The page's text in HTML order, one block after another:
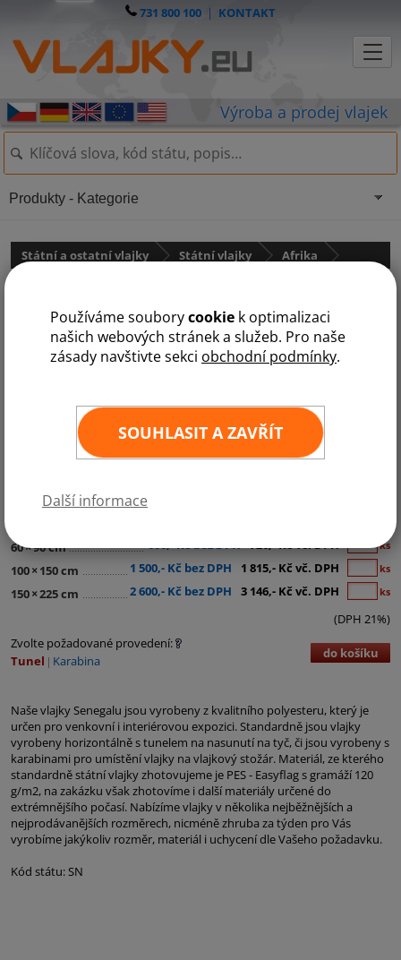
Používáme souborycookie k optimalizaci
našich webových stránek a služeb. Pro naše
zásady navštivte sekci obchodní podmínky.
SOUHLASIT A ZAVŘÍT
Další informace
731 800 100 | KONTAKT
Státní a ostatní vlajky Státní vlajky Afrika
60×90 cm ks
100× 150 cm 1 500,- Kč bez DPH 1 815,- Kč vč. DPH ks
150×225 cm 2 600,- Kč bez DPH 3 146,- Kč vč. DPH ks
(DPH 21%)
Zvolte požadované provedení:
Tunel
Karabina do košíku
Naše vlajky Senegalu jsou vyrobeny z kvalitního polyesteru, který je
určen pro venkovní i interiérovou expozici. Standardně jsou vlajky
vyrobeny horizontálně s tunelem na nasunutí na tyč, či jsou vyrobeny s
karabinami pro umístění vlajky na vlajkový stožár. Materiál, ze kterého
standardně státní vlajky zhotovujeme je PES - Easyflag s gramáží 120
g/m2, na zakázku však zhotovíme i další materiály určené do
extrémnějšího počasí. Nabízíme vlajky v několika nejběžnějších a
nejprodávanějších rozměrech, nicméně zhruba za týden pro Vás
vyrobíme jakýkoliv rozměr, materiál i uchycení dle Vašeho požadavku.
Kód státu: SN
Produkty - Kategorie